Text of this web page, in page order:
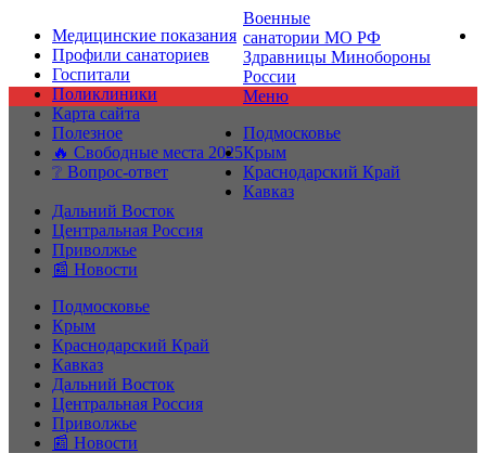
Медицинские показания
Профили санаториев
Госпитали
Поликлиники
Карта сайта
Полезное
🔥 Свободные места 2025
❔ Вопрос-ответ
Военные
санатории МО РФ
Здравницы Минобороны
России
Меню
Подмосковье
Крым
Краснодарский Край
Кавказ
Дальний Восток
Центральная Россия
Приволжье
📰 Новости
Подмосковье
Крым
Краснодарский Край
Кавказ
Дальний Восток
Центральная Россия
Приволжье
📰 Новости